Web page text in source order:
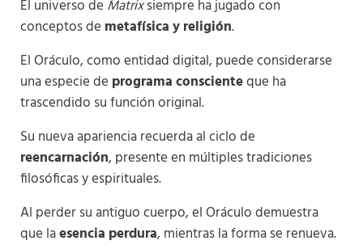
El universo de Matrixsiempre ha jugado con
conceptos de metafísica y religión.
El Oráculo, como entidad digital, puede considerarse
una especie de programa conscienteque ha
trascendido su función original.
Su nueva apariencia recuerda al ciclo de
reencarnación, presente en múltiples tradiciones
filosóficas y espirituales.
Al perder su antiguo cuerpo, el Oráculo demuestra
que laesencia perdura, mientras la forma se renueva.